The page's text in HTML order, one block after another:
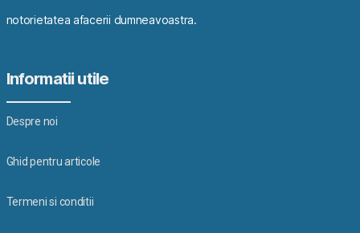
notorietatea afacerii dumneavoastra.
Informatii utile
Despre noi
Ghid pentru articole
Termeni si conditii